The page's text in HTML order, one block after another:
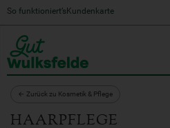
So funktioniert’s Kundenkarte
← Zurück zu Kosmetik & Pflege
HAARPFLEGE